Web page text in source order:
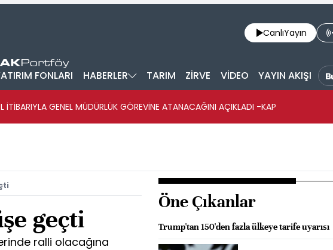
CanlıYayın
FONLARI HABERLER TARIM ZİRVE VİDEO YAYIN AKIŞI
İTİBARIYLA GENEL MÜDÜRLÜK GÖREVİNE ATANACAĞINI AÇIKLADI -KAP
geçti
ralli olacağına
Öne Çıkanlar
Trump'tan 150'den fazla ülkeye tarife uyarısı